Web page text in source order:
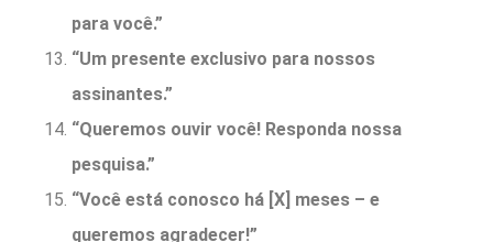
para você.”
“Um presente exclusivo para nossos
assinantes.”
“Queremos ouvir você! Responda nossa
pesquisa.”
“Você está conosco há [X] meses – e
queremos agradecer!”